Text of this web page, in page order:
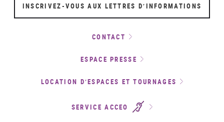
INSCRIVEZ-VOUS AUX LETTRES D’INFORMATIONS
CONTACT
ESPACE PRESSE
LOCATION D’ESPACES ET TOURNAGES
SERVICE ACCEO